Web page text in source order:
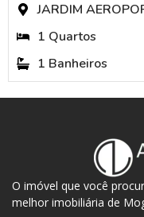
JARDIM
1 Quartos
1 Banheiros
O imóvel que você
melhor imobiliária de